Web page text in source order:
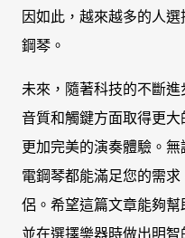
因如此，越來越多的人
鋼琴。
未來，隨著科技的不斷
音質和觸鍵方面取得更
更加完美的演奏體驗。
電鋼琴都能滿足您的需
侶。希望這篇文章能夠幫
並在選擇樂器時做出明智